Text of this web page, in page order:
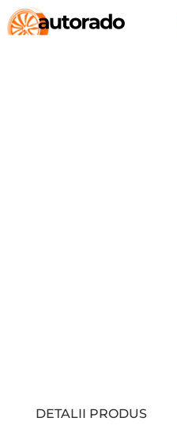
DETALII PRODUS